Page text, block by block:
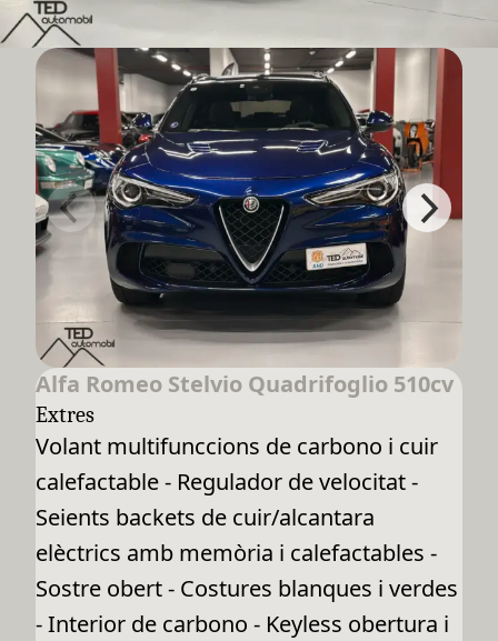
Alfa Romeo Stelvio Quadrifoglio 510cv
Extres
Volant multifunccions de carbono i cuir
calefactable - Regulador de velocitat -
Seients backets de cuir/alcantara
elèctrics amb memòria i calefactables -
Sostre obert - Costures blanques i verdes
- Interior de carbono - Keyless obertura i